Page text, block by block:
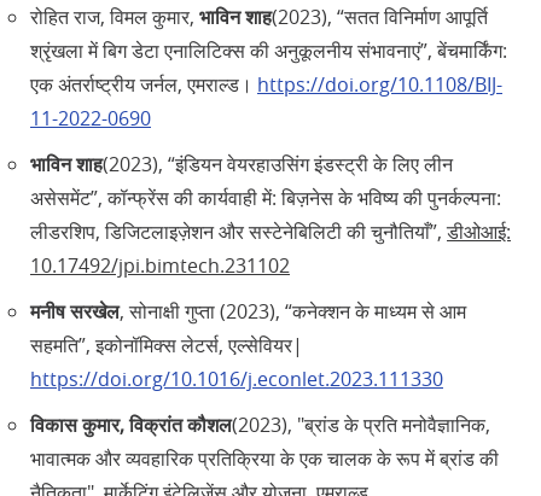
रोहित राज, विमल कुमार, भाविन शाह(2023), “सतत विनिर्माण आपूर्ति
श्रृंखला में बिग डेटा एनालिटिक्स की अनुकूलनीय संभावनाएं”, बेंचमार्किंग:
एक अंतर्राष्ट्रीय जर्नल, एमराल्ड। https://doi.org/10.1108/BIJ-
11-2022-0690
भाविन शाह(2023), “इंडियन वेयरहाउसिंग इंडस्ट्री के लिए लीन
असेसमेंट”, कॉन्फ्रेंस की कार्यवाही में: बिज़नेस के भविष्य की पुनर्कल्पना:
लीडरशिप, डिजिटलाइज़ेशन और सस्टेनेबिलिटी की चुनौतियाँ”,डीओआई:
10.17492/jpi.bimtech.231102
मनीष सरखेल, सोनाक्षी गुप्ता (2023), “कनेक्शन के माध्यम से आम
सहमति”, इकोनॉमिक्स लेटर्स, एल्सेवियर|
https://doi.org/10.1016/j.econlet.2023.111330
विकास कुमार, विक्रांत कौशल(2023), "ब्रांड के प्रति मनोवैज्ञानिक,
भावात्मक और व्यवहारिक प्रतिक्रिया के एक चालक के रूप में ब्रांड की